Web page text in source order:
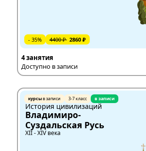
- 35% 4400 ₽ 2860 ₽
4 занятия
Доступно в записи
курсыв записи 3-7 класс в записи
История цивилизаций
Владимиро-
Суздальская Русь
XII - XIV века